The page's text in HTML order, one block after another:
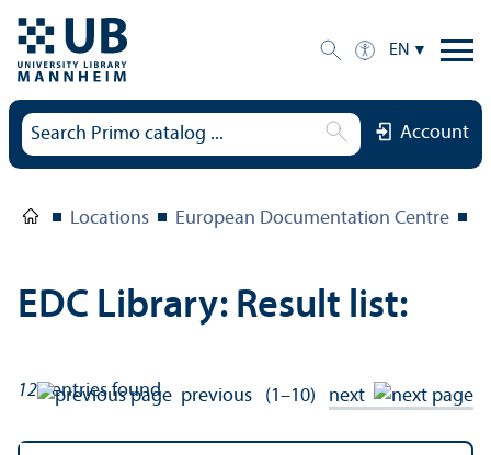
EN
Account
Locations European Documentation Centre
EDC Library: Result list:
126entries found previous (1–10) next